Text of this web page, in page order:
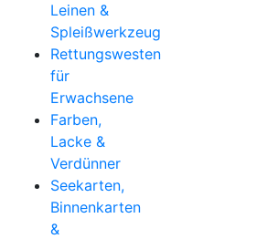
Leinen &
Spleißwerkzeug
Rettungswesten
für
Erwachsene
Farben,
Lacke &
Verdünner
Seekarten,
Binnenkarten
&